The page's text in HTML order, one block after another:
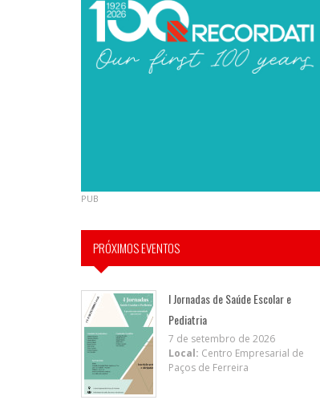
PUB
PRÓXIMOS EVENTOS
I Jornadas de Saúde Escolar e
Pediatria
7 de setembro de 2026
Local: Centro Empresarial de
Paços de Ferreira